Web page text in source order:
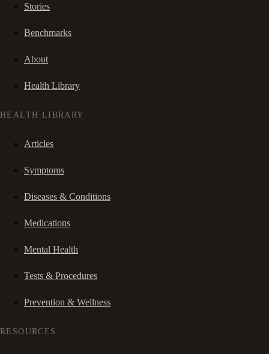
Stories
Benchmarks
About
Health Library
HEALTH LIBRARY
Articles
Symptoms
Diseases & Conditions
Medications
Mental Health
Tests & Procedures
Prevention & Wellness
RESOURCES